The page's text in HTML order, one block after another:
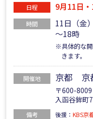
日程 9月11日・
時間
11日（金
～18時
※具体的な
きます。
開催地 京都 京
〒600-
入函谷鉾町
備考 後援：KBS京